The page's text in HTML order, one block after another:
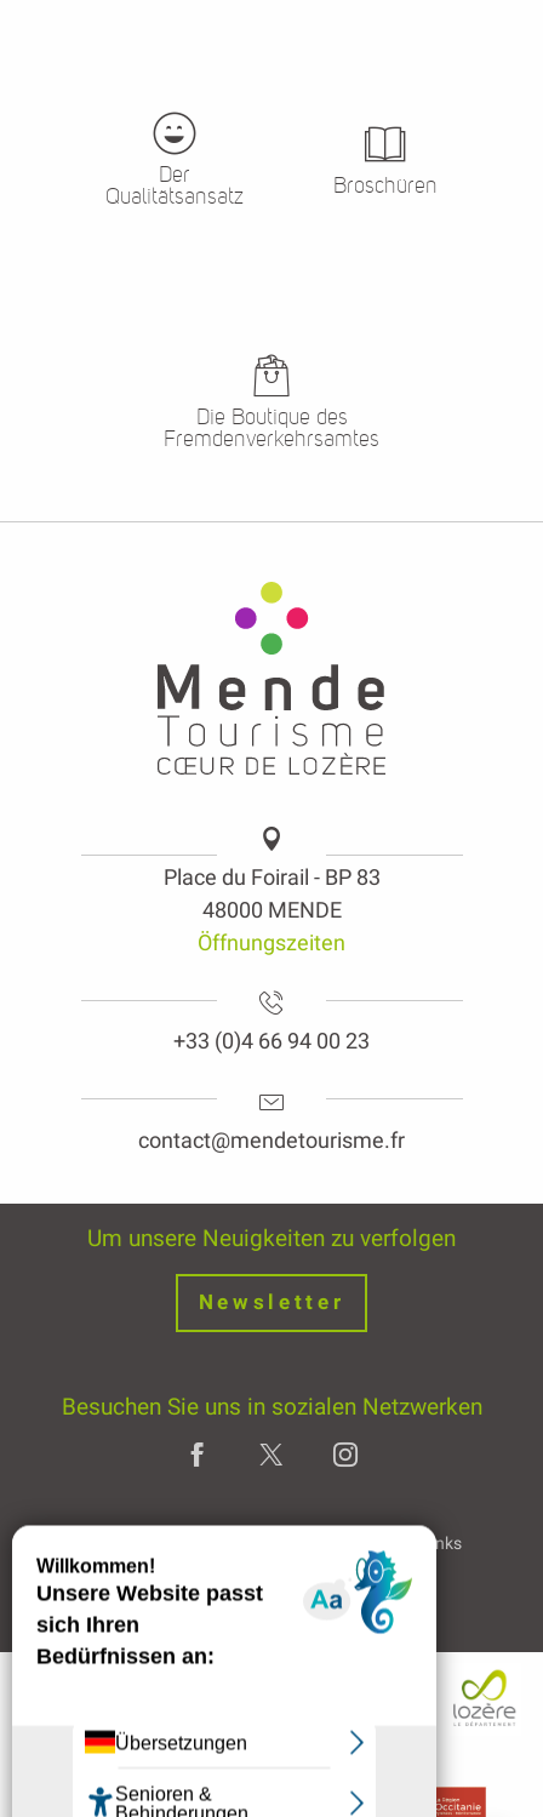
Beschreibung
Der
Qualitätsansatz
Broschüren
Die Boutique des
Fremdenverkehrsamtes
Place du Foirail - BP 83
48000 MENDE
Öffnungszeiten
+33 (0)4 66 94 00 23
contact@mendetourisme.fr
Um unsere Neuigkeiten zu verfolgen
Newsletter
Besuchen Sie uns in sozialen Netzwerken
Partner & Links
Professioneller Bereich